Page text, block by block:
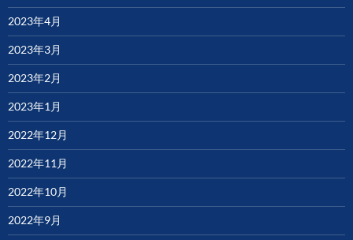
2023年4月
2023年3月
2023年2月
2023年1月
2022年12月
2022年11月
2022年10月
2022年9月